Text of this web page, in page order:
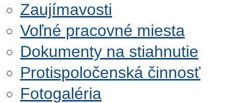
Zaujímavosti
Voľné pracovné miesta
Dokumenty na stiahnutie
Protispoločenská činnosť
Fotogaléria